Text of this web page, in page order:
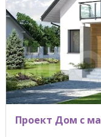
Проект Дом с